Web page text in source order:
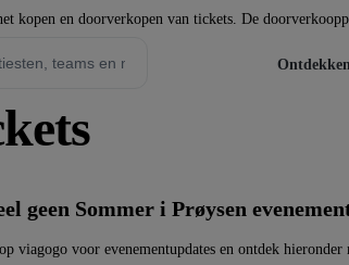
kopen en doorverkopen van tickets. De
Ontdekken
geen Sommer i Prøysen
viagogo voor evenementupdates en ontdek hieronder